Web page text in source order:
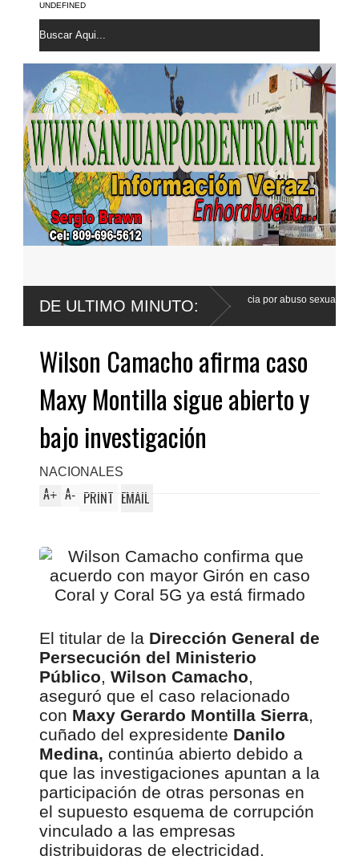
UNDEFINED
DE ULTIMO MINUTO:
Wander Franco apela sentencia por abuso sexual
Poder Ejecutivo
Wilson Camacho afirma caso
Maxy Montilla sigue abierto y
bajo investigación
NACIONALES
A+ A- PRINT EMAIL
El titular de la Dirección General de
Persecución del Ministerio
Público, Wilson Camacho,
aseguró que el caso relacionado
con Maxy Gerardo Montilla Sierra,
cuñado del expresidente Danilo
Medina, continúa abierto debido a
que las investigaciones apuntan a la
participación de otras personas en
el supuesto esquema de corrupción
vinculado a las empresas
distribuidoras de electricidad.